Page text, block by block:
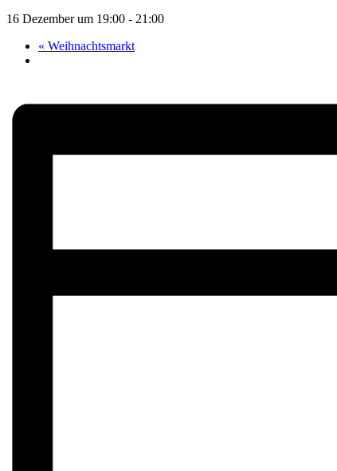
16 Dezember um 19:00 - 21:00
« Weihnachtsmarkt